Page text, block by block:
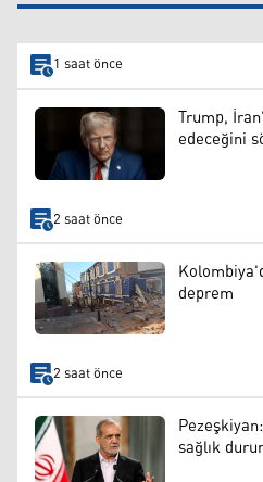
1 saat önce
Trump,
edeceğini
2 saat önce
deprem
2 saat önce
sağlık